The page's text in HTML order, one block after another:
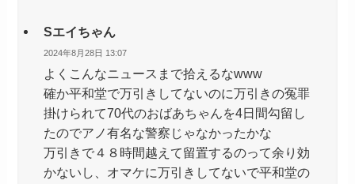
Sエイちゃん
2024年8月28日 13:07
よくこんなニュースまで拾えるなwww
確か平和堂で万引きしてないのに万引きの冤罪
掛けられて70代のおばあちゃんを4日間勾留し
たのでアノ有名な警察じゃなかったかな
万引きで４８時間越えて留置するのって余り効
かないし、オマケに万引きしてないで平和堂の